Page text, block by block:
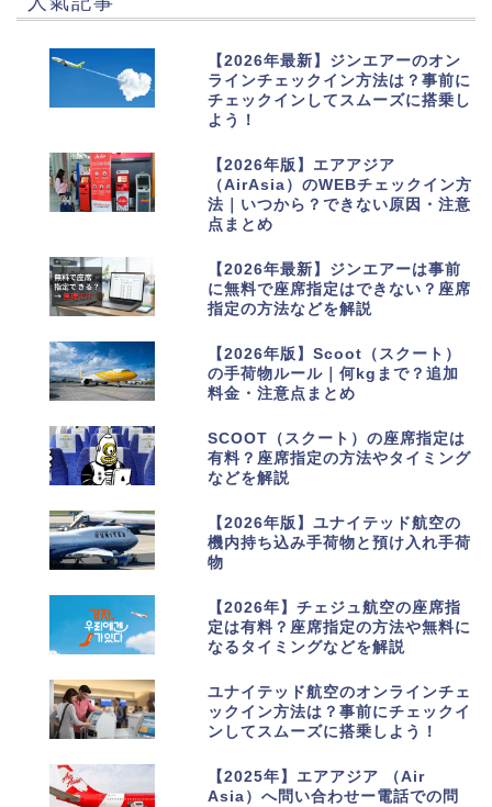
【2026年最新】ジンエアーのオン
ラインチェックイン方法は？事前に
チェックインしてスムーズに搭乗し
よう！
【2026年版】エアアジア
（AirAsia）のWEBチェックイン方
法｜いつから？できない原因・注意
点まとめ
【2026年最新】ジンエアーは事前
に無料で座席指定はできない？座席
指定の方法などを解説
【2026年版】Scoot（スクート）
の手荷物ルール｜何kgまで？追加
料金・注意点まとめ
SCOOT（スクート）の座席指定は
有料？座席指定の方法やタイミング
などを解説
【2026年版】ユナイテッド航空の
機内持ち込み手荷物と預け入れ手荷
物
【2026年】チェジュ航空の座席指
定は有料？座席指定の方法や無料に
なるタイミングなどを解説
ユナイテッド航空のオンラインチェ
ックイン方法は？事前にチェックイ
ンしてスムーズに搭乗しよう！
【2025年】エアアジア （Air
Asia）へ問い合わせー電話での問